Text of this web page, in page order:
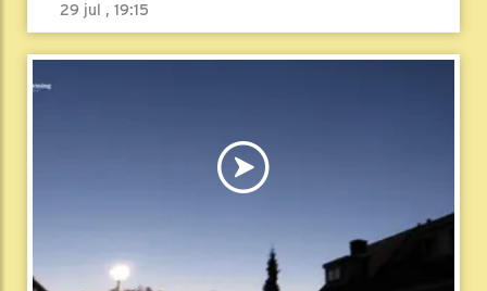
29 jul , 19:15